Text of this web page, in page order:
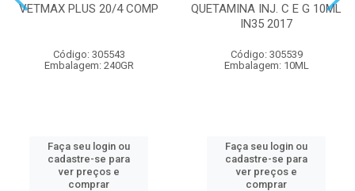
VETMAX PLUS 20/4 COMP
Código: 305543
Embalagem: 240GR
Faça seu login ou
cadastre-se para
ver preços e
comprar
QUETAMINA INJ. C E G 10ML
IN35 2017
Código: 305539
Embalagem: 10ML
Faça seu login ou
cadastre-se para
ver preços e
comprar